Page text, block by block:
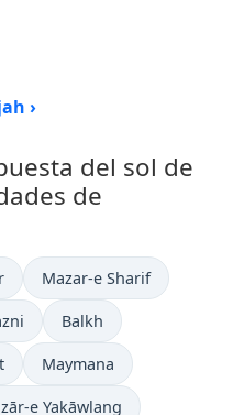
›
del sol de
de
Mazar-e Sharif
Balkh
Maymana
e Yakāwlang